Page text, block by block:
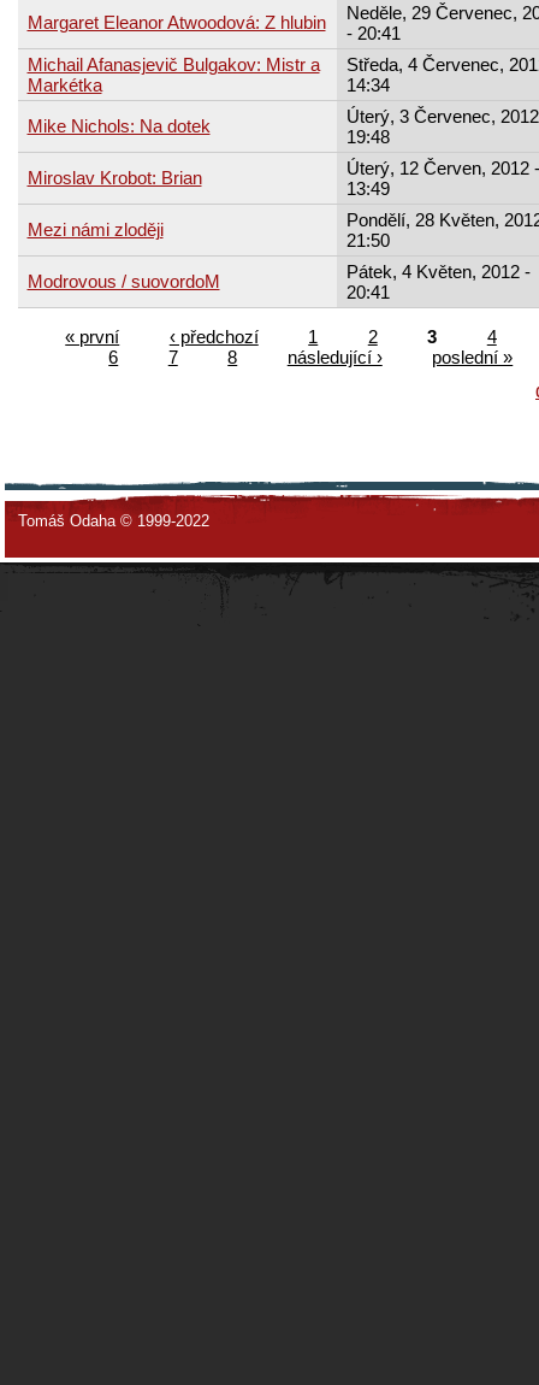
Margaret Eleanor Atwoodová: Z hlubin
Neděle, 29 Červenec,
- 20:41
Michail Afanasjevič Bulgakov: Mistr a
Markétka
Středa, 4 Červenec,
14:34
Mike Nichols: Na dotek
Úterý, 3 Červenec,
19:48
Miroslav Krobot: Brian
Úterý, 12 Červen, 2012 -
13:49
Mezi námi zloději
Pondělí, 28 Květen,
21:50
Modrovous / suovordoM
Pátek, 4 Květen, 2012 -
20:41
« první ‹ předchozí 1 2 3
4
6
7 8 následující ›
poslední »
Tomáš Odaha © 1999-2022